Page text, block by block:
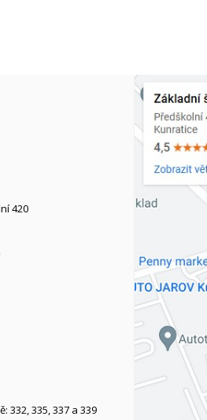
420
332, 335, 337 a 339